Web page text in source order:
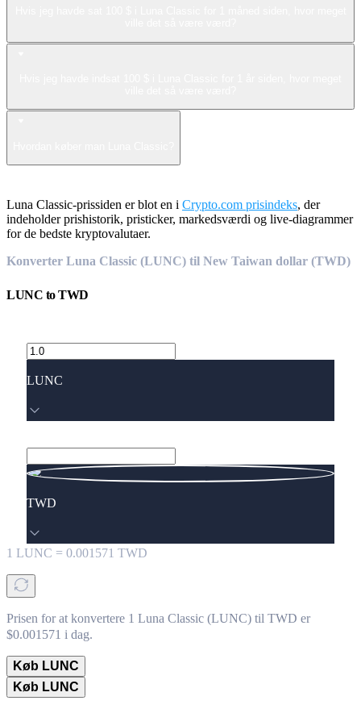
Luna Classic-prissiden er blot en i Crypto.com prisindeks, der
indeholder prishistorik, pristicker, markedsværdi og live-diagrammer
for de bedste kryptovalutaer.
Konverter Luna Classic (LUNC) til New Taiwan dollar (TWD)
LUNC toTWD
LUNC
TWD
1 LUNC = 0.001571 TWD
Prisen for at konvertere 1 Luna Classic (LUNC) til TWD er
$0.001571 i dag.
Køb LUNC
Køb LUNC